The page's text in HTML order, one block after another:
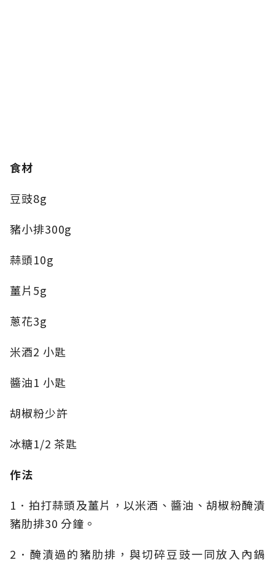
食材
豆豉8g
豬小排300g
蒜頭10g
薑片5g
蔥花3g
米酒2 小匙
醬油1 小匙
胡椒粉少許
冰糖1/2 茶匙
作法
1．拍打蒜頭及薑片，以米酒、醬油、胡椒粉醃漬
豬肋排30 分鐘。
2．醃漬過的豬肋排，與切碎豆豉一同放入內鍋